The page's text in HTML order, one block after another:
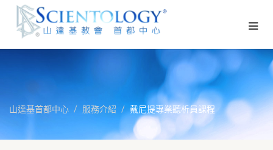
山達基首都中心 服務介紹 戴尼提專業聽析員課程